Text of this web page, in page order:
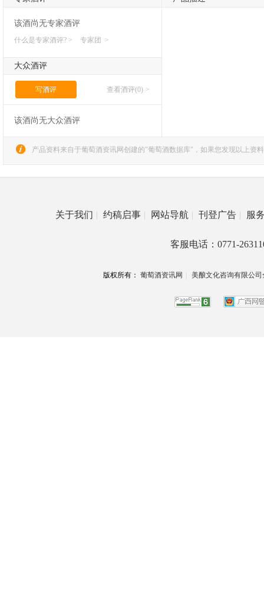
该酒尚无专家酒评
什么是专家酒评? > 专家团 >
大众酒评
写酒评 >
查看酒评(0)
该酒尚无大众酒评
产品资料来自于葡萄酒资讯网创建的"葡萄酒数据库"，如果您发现以上资
关于我们 | 约稿启事 | 网站导航 | 刊登广告 | 服
客服电话：0771-
版权所有： 葡萄酒资讯网 美酿文化咨询有限公司